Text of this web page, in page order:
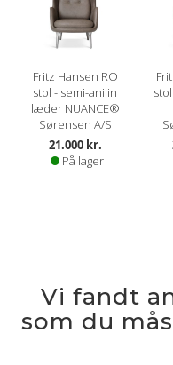
Fritz Hansen RO
stol - semi-anilin
læder NUANCE®
Sørensen A/S
21.000 kr.
På lager
Vi fandt
som du